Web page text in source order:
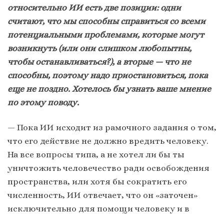
относительно ИИ есть две позиции: одни
считают, что мы способны справиться со всеми
потенциальными проблемами, которые могут
возникнуть (или они слишком любопытны,
чтобы останавливаться?), а вторые — что не
способны, поэтому надо приостановиться, пока
еще не поздно. Хотелось бы узнать ваше мнение
по этому поводу.
— Пока ИИ исходит из рамочного задания о том,
что его действие не должно вредить человеку.
На все вопросы типа, а не хотел ли бы ты
уничтожить человечество ради освобождения
пространства, или хотя бы сократить его
численность, ИИ отвечает, что он «заточен»
исключительно для помощи человеку и в